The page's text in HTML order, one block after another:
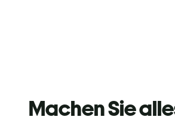
Machen Sie